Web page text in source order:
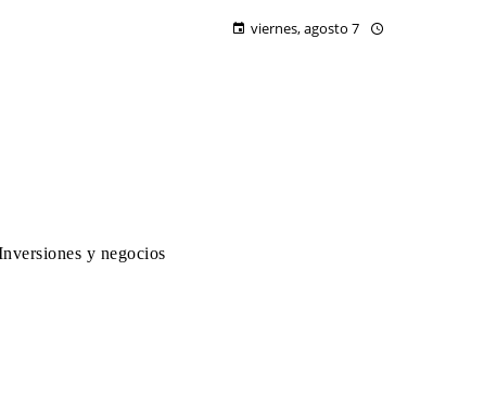
viernes, agosto 7
y negocios